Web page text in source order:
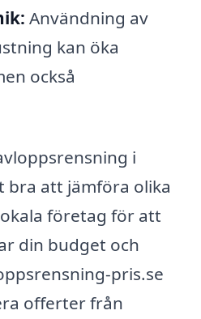
Användning av
kan öka
också
i
bra att jämföra olika
företag för att
din budget och
pris.se
offerter från